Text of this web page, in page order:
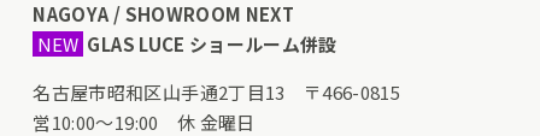
NAGOYA / SHOWROOM NEXT
NEW GLAS LUCE ショールーム併設
名古屋市昭和区山手通2丁目13 〒466-0815
営10:00〜19:00 休 金曜日